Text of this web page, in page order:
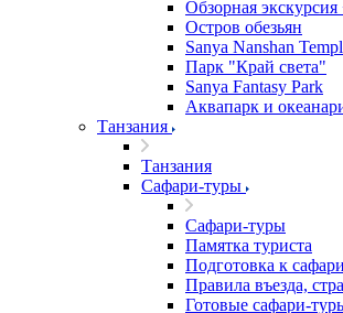
Обзорная
Остров обезьян
Sanya Nanshan
Парк "Край света"
Sanya Fantasy Park
Аквапарк и
Танзания
Танзания
Сафари-туры
Сафари-туры
Памятка туриста
Подготовка к
Правила въезда,
Готовые сафари-